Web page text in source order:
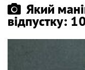
Який
відпустку: